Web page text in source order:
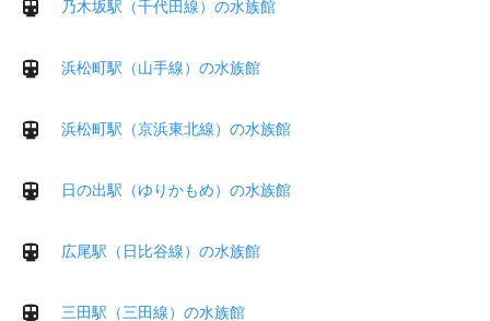
乃木坂駅（千代田線）の水族館
浜松町駅（山手線）の水族館
浜松町駅（京浜東北線）の水族館
日の出駅（ゆりかもめ）の水族館
広尾駅（日比谷線）の水族館
三田駅（三田線）の水族館